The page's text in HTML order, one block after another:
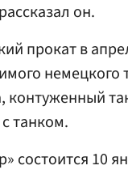
он.
прокат в
немецкого
танком.
10